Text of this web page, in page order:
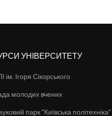
УНІВЕРСИТЕТУ
ім. Ігоря Сікорського
молодих вчених
парк "Київська політехніка"